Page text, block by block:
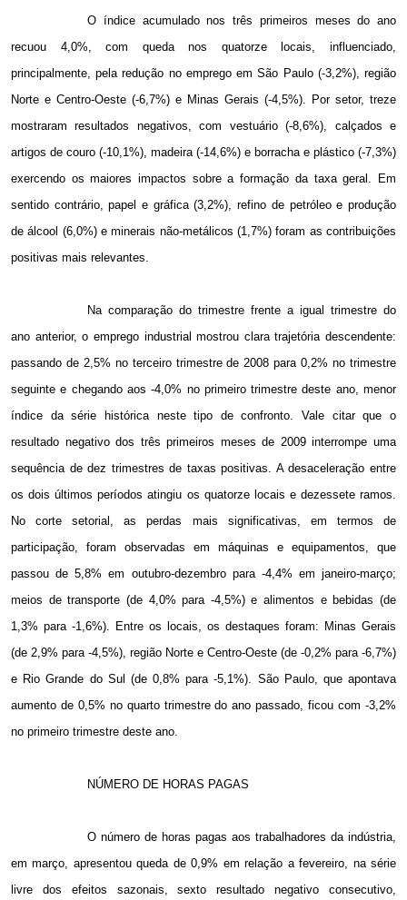
O índice acumulado nos três primeiros meses do ano
recuou 4,0%, com queda nos quatorze locais, influenciado,
principalmente, pela redução no emprego em São Paulo (-3,2%), região
Norte e Centro-Oeste (-6,7%) e Minas Gerais (-4,5%). Por setor, treze
mostraram resultados negativos, com vestuário (-8,6%), calçados e
artigos de couro (-10,1%), madeira (-14,6%) e borracha e plástico (-7,3%)
exercendo os maiores impactos sobre a formação da taxa geral. Em
sentido contrário, papel e gráfica (3,2%), refino de petróleo e produção
de álcool (6,0%) e minerais não-metálicos (1,7%) foram as contribuições
positivas mais relevantes.
Na comparação do trimestre frente a igual trimestre do
ano anterior, o emprego industrial mostrou clara trajetória descendente:
passando de 2,5% no terceiro trimestre de 2008 para 0,2% no trimestre
seguinte e chegando aos -4,0% no primeiro trimestre deste ano, menor
índice da série histórica neste tipo de confronto. Vale citar que o
resultado negativo dos três primeiros meses de 2009 interrompe uma
sequência de dez trimestres de taxas positivas. A desaceleração entre
os dois últimos períodos atingiu os quatorze locais e dezessete ramos.
No corte setorial, as perdas mais significativas, em termos de
participação, foram observadas em máquinas e equipamentos, que
passou de 5,8% em outubro-dezembro para -4,4% em janeiro-março;
meios de transporte (de 4,0% para -4,5%) e alimentos e bebidas (de
1,3% para -1,6%). Entre os locais, os destaques foram: Minas Gerais
(de 2,9% para -4,5%), região Norte e Centro-Oeste (de -0,2% para -6,7%)
e Rio Grande do Sul (de 0,8% para -5,1%). São Paulo, que apontava
aumento de 0,5% no quarto trimestre do ano passado, ficou com -3,2%
no primeiro trimestre deste ano.
NÚMERO DE HORAS PAGAS
O número de horas pagas aos trabalhadores da indústria,
em março, apresentou queda de 0,9% em relação a fevereiro, na série
livre dos efeitos sazonais, sexto resultado negativo consecutivo,